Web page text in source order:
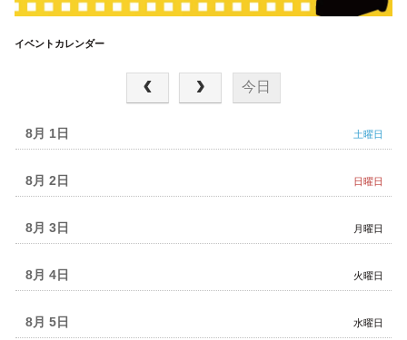
イベントカレンダー
今日
土曜日
8月 1
日曜日
8月 2
月曜日
8月 3
火曜日
8月 4
水曜日
8月 5